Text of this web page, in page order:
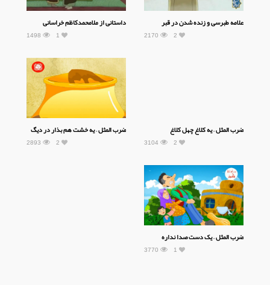
علامه طبرسی و زنده شدن در قبر
2170 2
داستانی از ملامحمدکاظم خراسانی
1498 1
ضرب المثل – یه کلاغ چهل کلاغ
3104 2
ضرب المثل – یه خشت هم بذار در دیگ
2893 2
ضرب المثل – یک دست صدا نداره
3770 1